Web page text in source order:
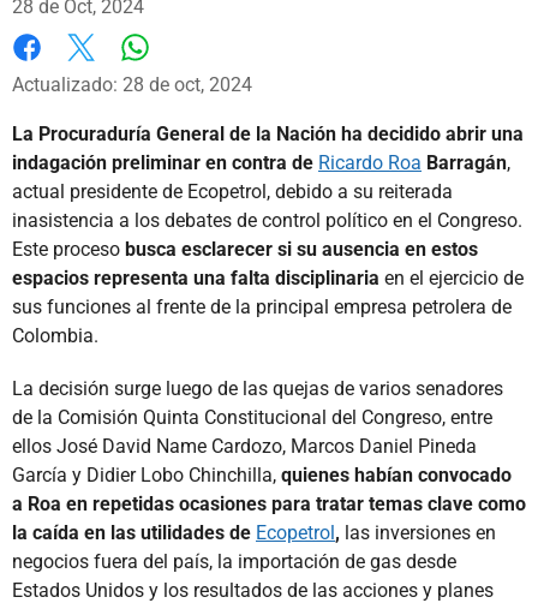
28 de Oct, 2024
Facebook
X
Actualizado: 28 de oct, 2024
La Procuraduría General de la Nación ha decidido abrir una
indagación preliminar en contra de Ricardo Roa Barragán,
actual presidente de Ecopetrol, debido a su reiterada
inasistencia a los debates de control político en el Congreso.
Este proceso busca esclarecer si su ausencia en estos
espacios representa una falta disciplinaria en el ejercicio de
sus funciones al frente de la principal empresa petrolera de
Colombia.
La decisión surge luego de las quejas de varios senadores
de la Comisión Quinta Constitucional del Congreso, entre
ellos José David Name Cardozo, Marcos Daniel Pineda
García y Didier Lobo Chinchilla, quienes habían convocado
a Roa en repetidas ocasiones para tratar temas clave como
la caída en las utilidades de Ecopetrol, las inversiones en
negocios fuera del país, la importación de gas desde
Estados Unidos y los resultados de las acciones y planes